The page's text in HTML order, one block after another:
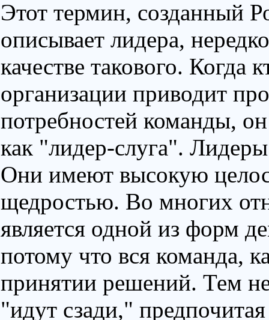
Этот термин, созданный
описывает лидера,
качестве такового. Когда
организации приводит
потребностей команды,
как "лидер-слуга".
Они имеют высокую
щедростью. Во многих
является одной из форм
потому что вся команда,
принятии решений. Тем
"идут сзади,"